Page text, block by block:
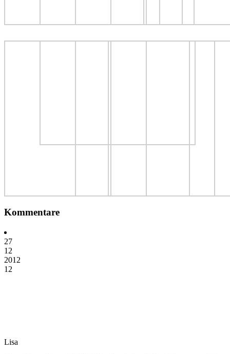
Kommentare
27
12
2012
12
Lisa